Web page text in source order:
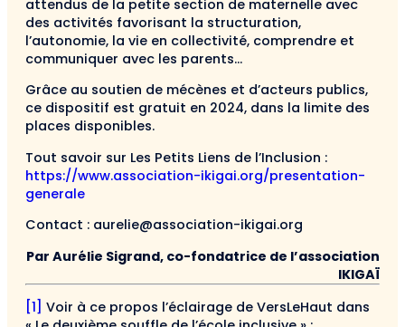
attendus de la petite section de maternelle avec
des activités favorisant la structuration,
l’autonomie, la vie en collectivité, comprendre et
communiquer avec les parents…
Grâce au soutien de mécènes et d’acteurs publics,
ce dispositif est gratuit en 2024, dans la limite des
places disponibles.
Tout savoir sur Les Petits Liens de l’Inclusion :
https://www.association-ikigai.org/presentation-
generale
Contact : aurelie@association-ikigai.org
Par Aurélie Sigrand, co-fondatrice de l’association
IKIGAÏ
[1] Voir à ce propos l’éclairage de VersLeHaut dans